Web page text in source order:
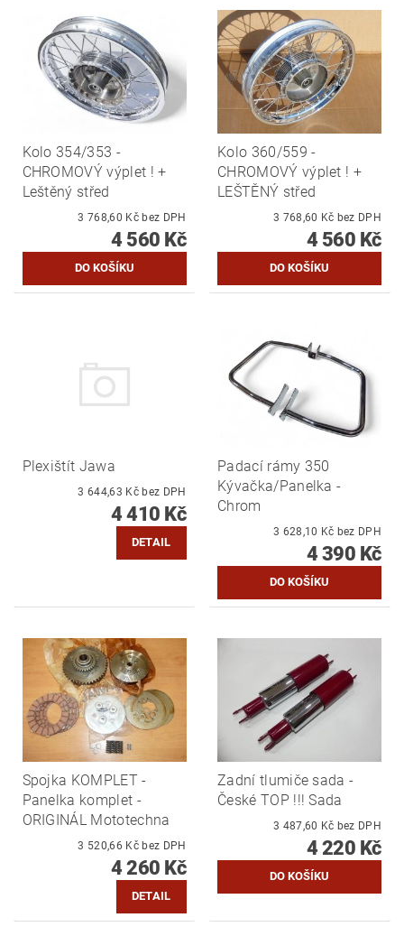
Kolo 354/353 -
CHROMOVÝ výplet ! +
Leštěný střed
3 768,60 Kč bez DPH
4 560 Kč
Kolo 360/559 -
CHROMOVÝ výplet ! +
LEŠTĚNÝ střed
3 768,60 Kč bez DPH
4 560 Kč
Plexištít Jawa
3 644,63 Kč bez DPH
4 410 Kč
DETAIL
Padací rámy 350
Kývačka/Panelka -
Chrom
3 628,10 Kč bez DPH
4 390 Kč
Spojka KOMPLET -
Panelka komplet -
ORIGINÁL Mototechna
3 520,66 Kč bez DPH
4 260 Kč
DETAIL
Zadní tlumiče sada -
České TOP !!! Sada
3 487,60 Kč bez DPH
4 220 Kč